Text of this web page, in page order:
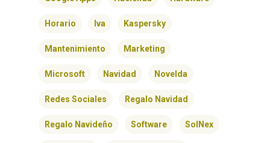
Horario Iva Kaspersky
Mantenimiento Marketing
Microsoft Navidad Novelda
Redes Sociales Regalo Navidad
Regalo Navideño Software SolNex